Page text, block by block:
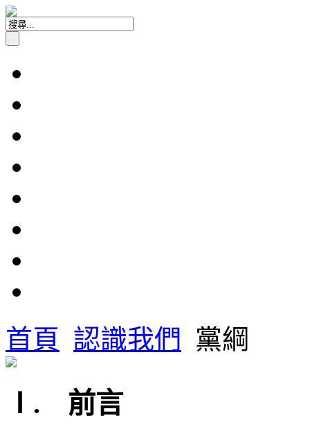
首頁 認識我們 黨綱
Ⅰ. 前言